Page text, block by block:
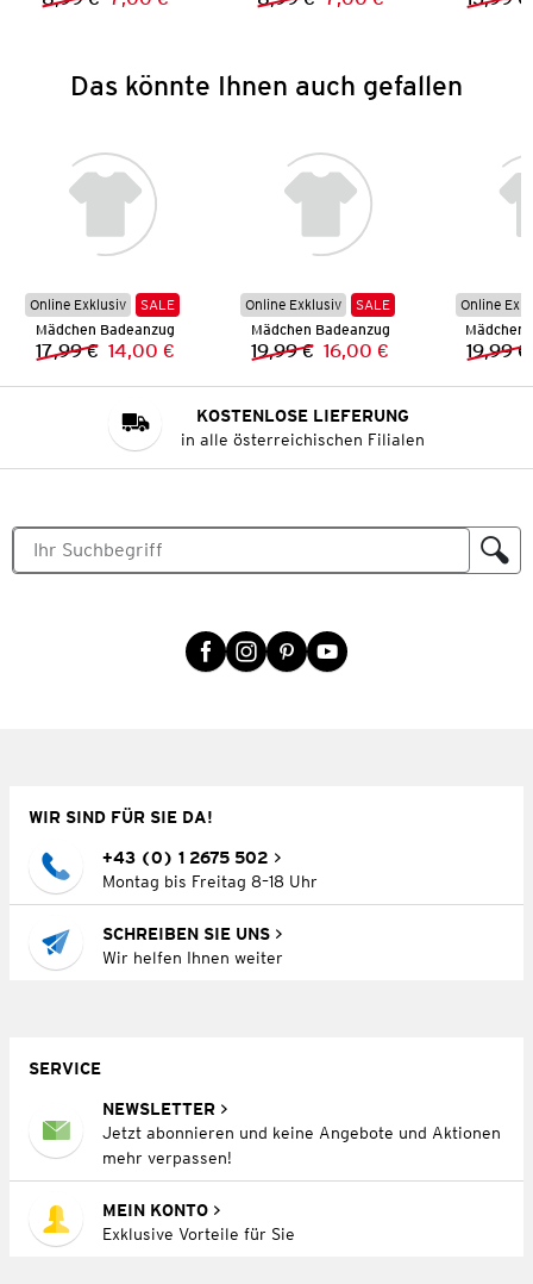
Vorheriger Preis:
Neuer Preis: Vorheriger Preis:
Neuer Preis:
Das könnte Ihnen auch gefallen
Online Exklusiv
SALE
Mädchen Badeanzug
Vorheriger Preis:
17,99 € Neuer Preis:
14,00 €
Online Exklusiv
SALE
Mädchen Badeanzug
Vorheriger Preis:
19,99 € Neuer Preis:
16,00 €
Online
Mädchen
19,99 €
KOSTENLOSE LIEFERUNG
in alle österreichischen Filialen
WIR SIND FÜR SIE DA!
+43 (0) 1 2675 502
Montag bis Freitag 8–18 Uhr
SCHREIBEN SIE UNS
Wir helfen Ihnen weiter
SERVICE
NEWSLETTER
Jetzt abonnieren und keine Angebote und Aktionen
mehr verpassen!
MEIN KONTO
Exklusive Vorteile für Sie